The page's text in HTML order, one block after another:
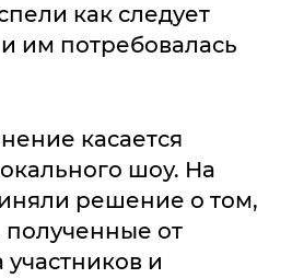
как следует
им потребовалась
касается
шоу. На
решение о том,
полученные от
участников и